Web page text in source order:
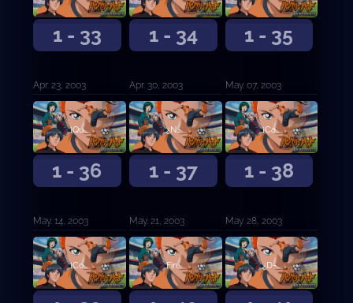
1 - 33
Apr. 23, 2003
1 - 34
Apr. 30, 2003
1 - 35
May. 07, 2003
1 - 36
¡Que hacen chicos!
May. 14, 2003
1 - 37
¿No viene nadie más?
May. 21, 2003
1 - 38
¡Capitán Esaka ...!?
May. 28, 2003
¡Come y corre mujer! ¿Cuánto tiempo vas a dormir? Finalmente pude volver ... ¿D-Doce Objetivos?